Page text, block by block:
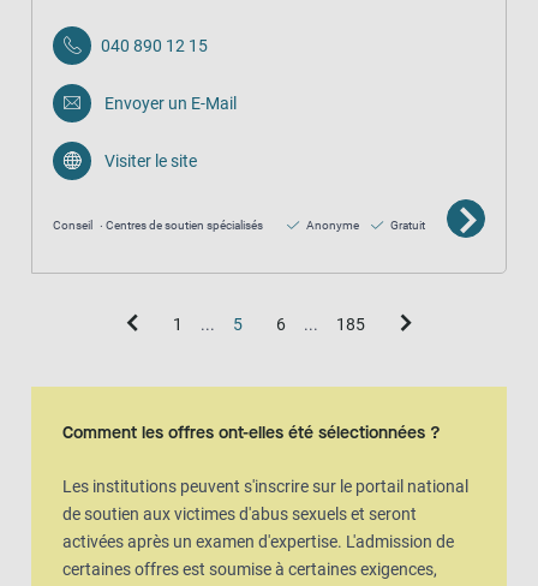
040 890 12 15
Envoyer un E-Mail
Visiter le site
Conseil Centres de soutien spécialisés Anonyme Gratuit
1 ... 5 6 ... 185
Vue de la carte
Comment les offres ont-elles été sélectionnées ?
Les institutions peuvent s'inscrire sur le portail national
de soutien aux victimes d'abus sexuels et seront
activées après un examen d'expertise. L'admission de
certaines offres est soumise à certaines exigences,